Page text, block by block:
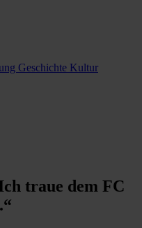
Geschichte Kultur
traue dem FC